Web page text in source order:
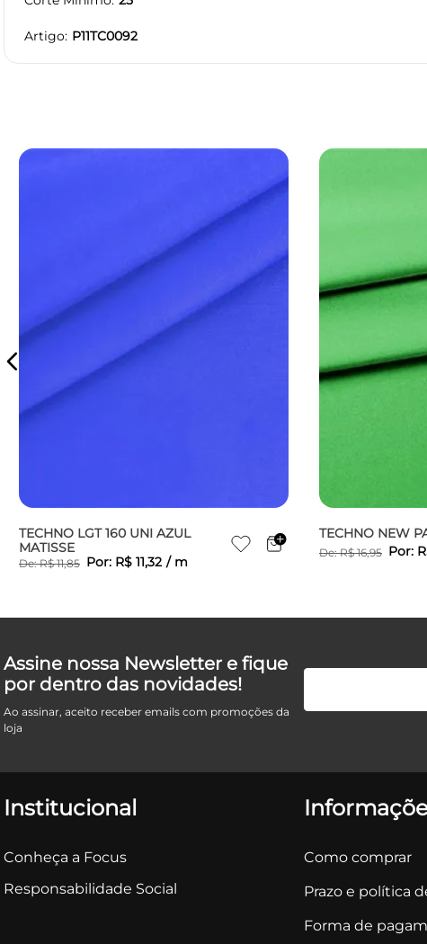
Artigo P11TC0092
TECHNO LGT 160 UNI AZUL
MATISSE
De:R$ 11,85 Por: R$ 11,32 / m
TECHNO NEW
De:R$ 16,95 Por:
Assine nossa Newsletter e fique
por dentro das novidades!
Ao assinar, aceito receber emails com promoções da
loja
Institucional
Conheça a Focus
Responsabilidade Social
Como comprar
Prazo e política
Forma de